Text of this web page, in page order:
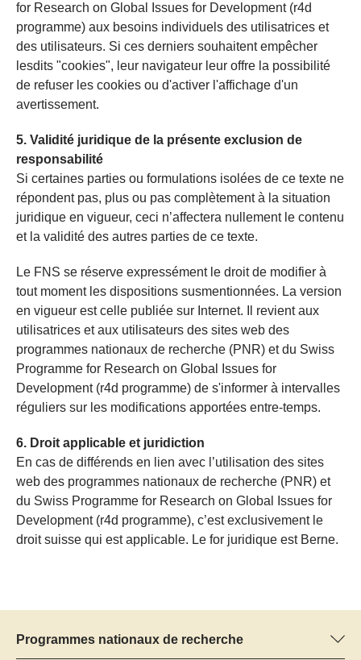
for Research on Global Issues for Development (r4d
programme) aux besoins individuels des utilisatrices et
des utilisateurs. Si ces derniers souhaitent empêcher
lesdits "cookies", leur navigateur leur offre la possibilité
de refuser les cookies ou d'activer l'affichage d'un
avertissement.
5. Validité juridique de la présente exclusion de
responsabilité
Si certaines parties ou formulations isolées de ce texte ne
répondent pas, plus ou pas complètement à la situation
juridique en vigueur, ceci n’affectera nullement le contenu
et la validité des autres parties de ce texte.
Le FNS se réserve expressément le droit de modifier à
tout moment les dispositions susmentionnées. La version
en vigueur est celle publiée sur Internet. Il revient aux
utilisatrices et aux utilisateurs des sites web des
programmes nationaux de recherche (PNR) et du Swiss
Programme for Research on Global Issues for
Development (r4d programme) de s'informer à intervalles
réguliers sur les modifications apportées entre-temps.
6. Droit applicable et juridiction
En cas de différends en lien avec l’utilisation des sites
web des programmes nationaux de recherche (PNR) et
du Swiss Programme for Research on Global Issues for
Development (r4d programme), c’est exclusivement le
droit suisse qui est applicable. Le for juridique est Berne.
Programmes nationaux de recherche